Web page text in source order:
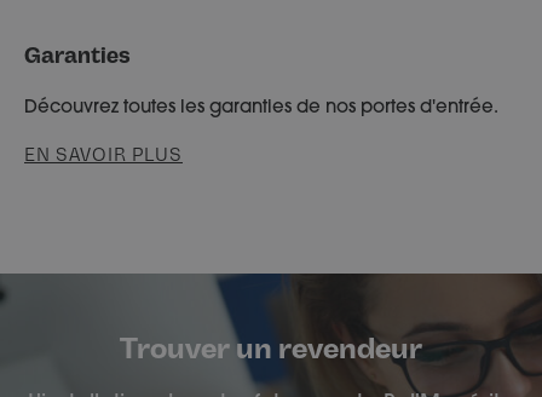
Garanties
Découvrez toutes les garanties de nos portes d'entrée.
EN SAVOIR PLUS
Trouver un revendeur